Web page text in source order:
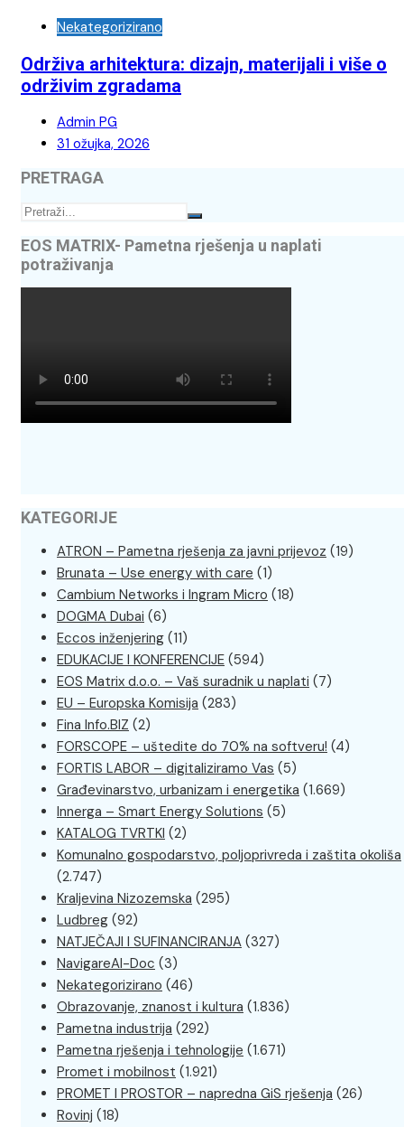
Nekategorizirano
Održiva arhitektura: dizajn, materijali i više o
održivim zgradama
Admin PG
31 ožujka, 2026
PRETRAGA
EOS MATRIX- Pametna rješenja u naplati
potraživanja
KATEGORIJE
ATRON – Pametna rješenja za javni prijevoz (19)
Brunata – Use energy with care (1)
Cambium Networks i Ingram Micro (18)
DOGMA Dubai (6)
Eccos inženjering (11)
EDUKACIJE I KONFERENCIJE (594)
EOS Matrix d.o.o. – Vaš suradnik u naplati (7)
EU – Europska Komisija (283)
Fina Info.BIZ (2)
FORSCOPE – uštedite do 70% na softveru! (4)
FORTIS LABOR – digitaliziramo Vas (5)
Građevinarstvo, urbanizam i energetika (1.669)
Innerga – Smart Energy Solutions (5)
KATALOG TVRTKI (2)
Komunalno gospodarstvo, poljoprivreda i zaštita okoliša
(2.747)
Kraljevina Nizozemska (295)
Ludbreg (92)
NATJEČAJI I SUFINANCIRANJA (327)
NavigareAI-Doc (3)
Nekategorizirano (46)
Obrazovanje, znanost i kultura (1.836)
Pametna industrija (292)
Pametna rješenja i tehnologije (1.671)
Promet i mobilnost (1.921)
PROMET I PROSTOR – napredna GiS rješenja (26)
Rovinj (18)